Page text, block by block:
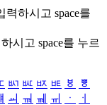
력하시고 space를
시고 space를 누르
ㅴ ㅵ ㅶ ㅷ ㅸ
ㅹ
ㆉ ㆊ ㆋ ㆌ ㆍ
ㆎ